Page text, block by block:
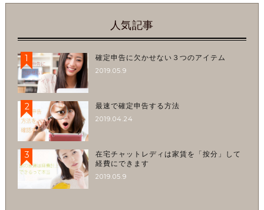
人気記事
1
確定申告に欠かせない３つのアイテム
2019.05.9
2
最速で確定申告する方法
2019.04.24
3
在宅チャットレディは家賃を「按分」して
経費にできます
2019.05.9